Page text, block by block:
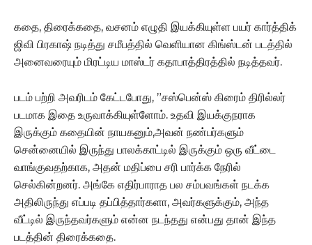
கதை, திரைக்கதை, வசனம் எழுதி இயக்கியுள்ள பயர் கார்த்திக்
ஜிவி பிரகாஷ் நடித்து சமீபத்தில் வெளியான கிங்ஸ்டன் படத்தில்
அனைவரையும் மிரட்டிய மாஸ்டர் கதாபாத்திரத்தில் நடித்தவர்.
படம் பற்றி அவரிடம் கேட்டபோது, ”சஸ்பென்ஸ் கிரைம் திரில்லர்
படமாக இதை உருவாக்கியுள்ளோம். உதவி இயக்குநராக
இருக்கும் கதையின் நாயகனும்,அவன் நண்பர்களும்
சென்னையில் இருந்து பாலக்காட்டில் இருக்கும் ஒரு வீட்டை
வாங்குவதற்காக, அதன் மதிப்பை சரி பார்க்க நேரில்
செல்கின்றனர். அங்கே எதிர்பாராத பல சம்பவங்கள் நடக்க
அதிலிருந்து எப்படி தப்பித்தார்களா, அவர்களுக்கும், அந்த
வீட்டில் இருந்தவர்களும் என்ன நடந்தது என்பது தான் இந்த
படத்தின் திரைக்கதை.